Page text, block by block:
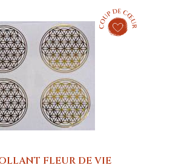
FLEUR DE VIE